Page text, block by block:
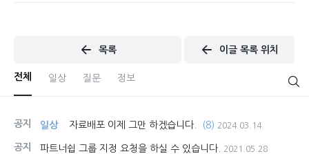
목록 이글 목록 위치
전체 일상 질문 정보
공지 일상 자료배포 이제 그만 하겠습니다. (8) 2024.03.14
공지 파트너쉽 그룹 지정 요청을 하실 수 있습니다. 2021.05.28